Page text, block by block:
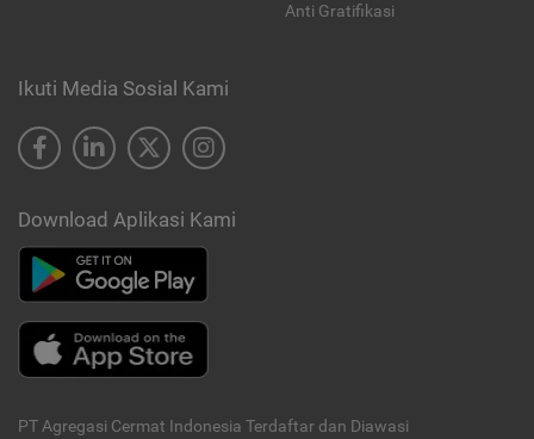
Anti Gratifikasi
Ikuti Media Sosial Kami
Download Aplikasi Kami
PT Agregasi Cermat Indonesia Terdaftar dan Diawasi